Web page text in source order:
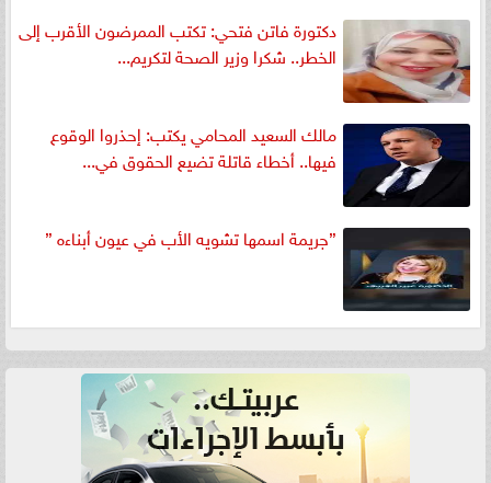
دكتورة فاتن فتحي: تكتب الممرضون الأقرب إلى
الخطر.. شكرا وزير الصحة لتكريم...
مالك السعيد المحامي يكتب: إحذروا الوقوع
فيها.. أخطاء قاتلة تضيع الحقوق في...
”جريمة اسمها تشويه الأب في عيون أبناءه ”